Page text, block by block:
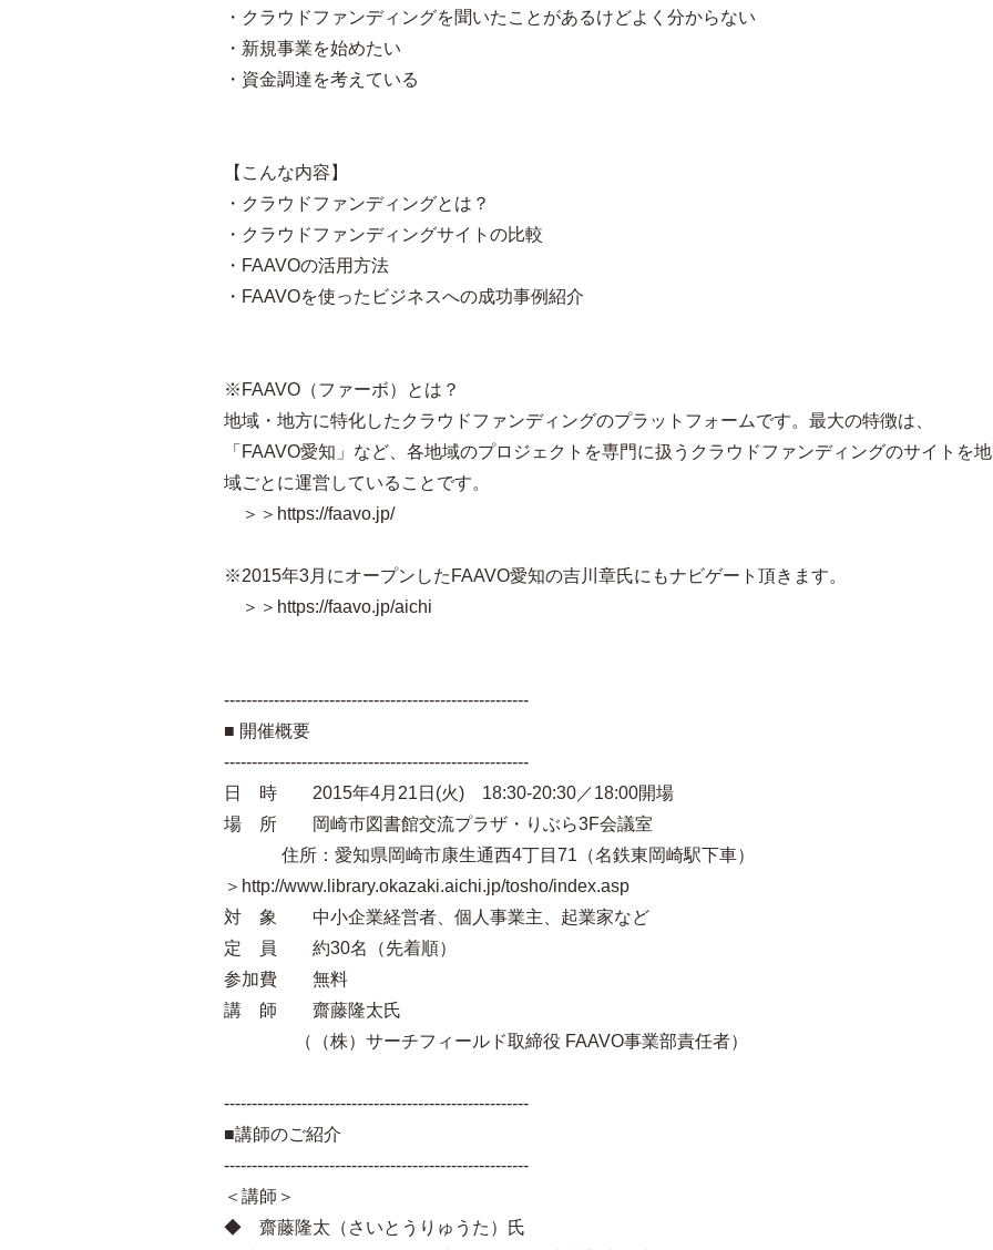
・クラウドファンディングを聞いたことがあるけどよく分からない
・新規事業を始めたい
・資金調達を考えている
【こんな内容】
・クラウドファンディングとは？
・クラウドファンディングサイトの比較
・FAAVOの活用方法
・FAAVOを使ったビジネスへの成功事例紹介
※FAAVO（ファーボ）とは？
地域・地方に特化したクラウドファンディングのプラットフォームです。最大の特徴は、
「FAAVO愛知」など、各地域のプロジェクトを専門に扱うクラウドファンディングのサイトを地
域ごとに運営していることです。
＞＞https://faavo.jp/
※2015年3月にオープンしたFAAVO愛知の吉川章氏にもナビゲート頂きます。
＞＞https://faavo.jp/aichi
-------------------------------------------------------
■ 開催概要
-------------------------------------------------------
日 時 2015年4月21日(火) 18:30-20:30／18:00開場
場 所 岡崎市図書館交流プラザ・りぶら3F会議室
住所：愛知県岡崎市康生通西4丁目71（名鉄東岡崎駅下車）
＞http://www.library.okazaki.aichi.jp/tosho/index.asp
対 象 中小企業経営者、個人事業主、起業家など
定 員 約30名（先着順）
参加費 無料
講 師 齋藤隆太氏
（（株）サーチフィールド取締役 FAAVO事業部責任者）
-------------------------------------------------------
■講師のご紹介
-------------------------------------------------------
＜講師＞
◆ 齋藤隆太（さいとうりゅうた）氏